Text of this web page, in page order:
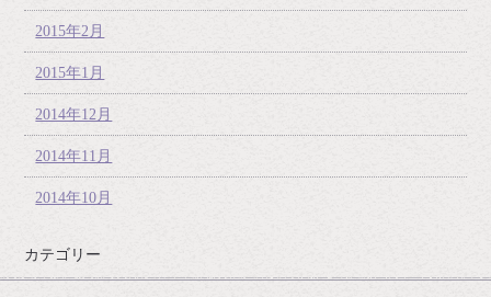
2015年2月
2015年1月
2014年12月
2014年11月
2014年10月
カテゴリー